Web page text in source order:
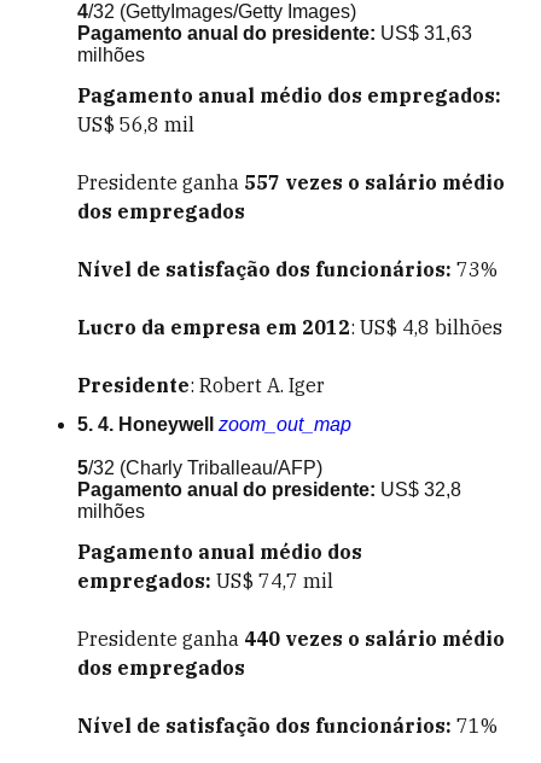
4/32 (GettyImages/Getty Images)
Pagamento anual do presidente: US$ 31,63
milhões
Pagamento anual médio dos empregados:
US$ 56,8 mil
Presidente ganha 557 vezes o salário médio
dos empregados
Nível de satisfação dos funcionários: 73%
Lucro da empresa em 2012: US$ 4,8 bilhões
Presidente: Robert A. Iger
5. 4. Honeywell zoom_out_map
5/32 (Charly Triballeau/AFP)
Pagamento anual do presidente: US$ 32,8
milhões
Pagamento anual médio dos
empregados: US$ 74,7 mil
Presidente ganha 440 vezes o salário médio
dos empregados
Nível de satisfação dos funcionários: 71%